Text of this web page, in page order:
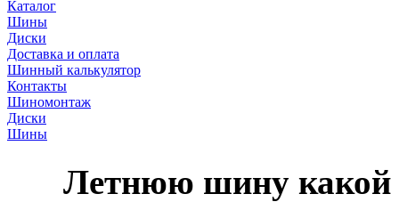
Каталог
Шины
Диски
Доставка и оплата
Шинный калькулятор
Контакты
Шиномонтаж
Диски
Шины
Летнюю шину какой